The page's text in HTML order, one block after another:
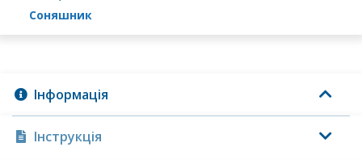
соняшник
Інформація
Інструкція